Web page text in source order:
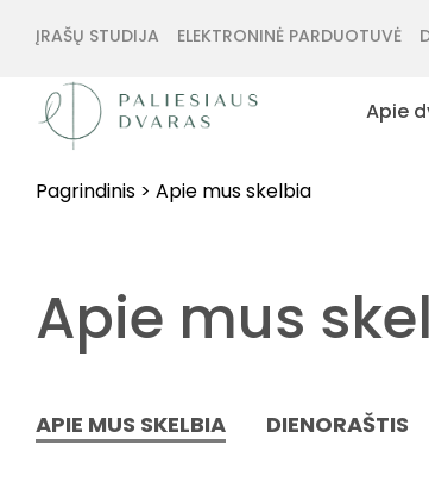
ĮRAŠŲ STUDIJA ELEKTRONINĖ PARDUOTUVĖ
Apie
Pagrindinis > Apie mus skelbia
Apie mus
APIE MUS SKELBIA DIENORAŠTIS